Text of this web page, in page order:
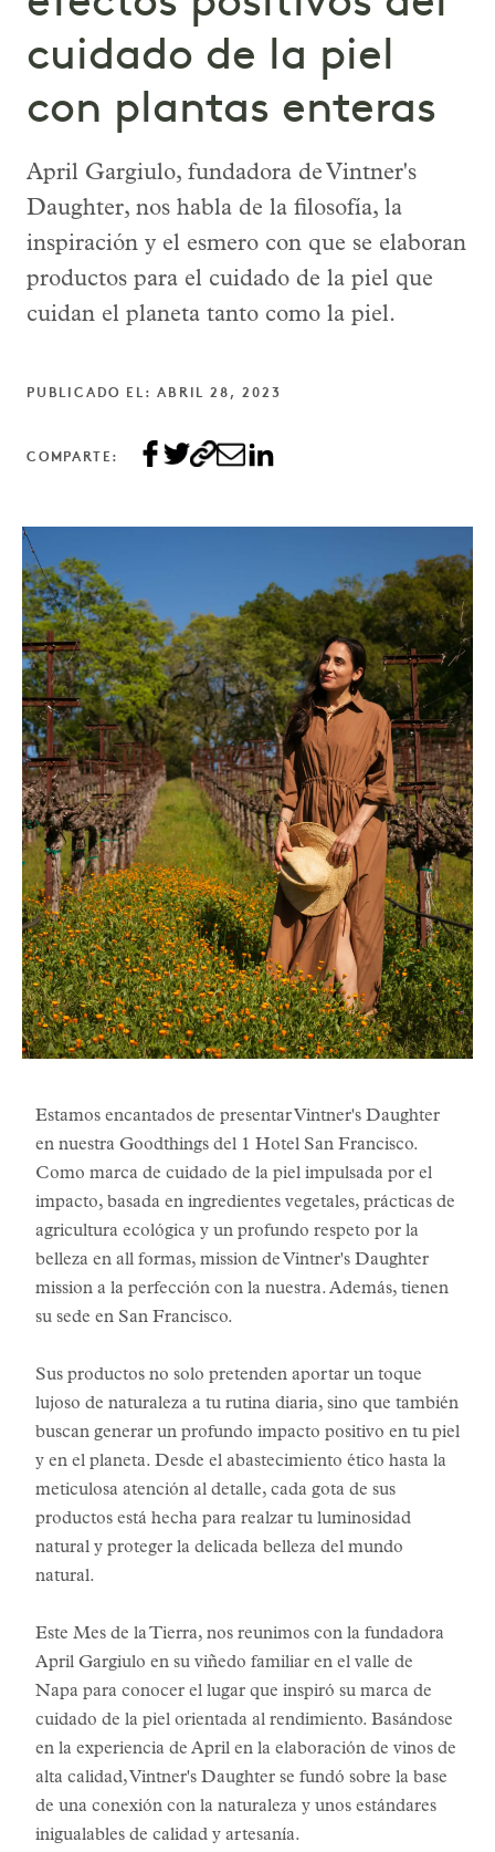
cuidado de la piel
con plantas enteras
April Gargiulo, fundadora de Vintner's
Daughter, nos habla de la filosofía, la
inspiración y el esmero con que se elaboran
productos para el cuidado de la piel que
cuidan el planeta tanto como la piel.
PUBLICADO EL: ABRIL 28, 2023
COMPARTE:
Estamos encantados de presentar Vintner's Daughter
en nuestra Goodthings del 1 Hotel San Francisco.
Como marca de cuidado de la piel impulsada por el
impacto, basada en ingredientes vegetales, prácticas de
agricultura ecológica y un profundo respeto por la
belleza en all formas, mission de Vintner's Daughter
mission a la perfección con la nuestra. Además, tienen
su sede en San Francisco.
Sus productos no solo pretenden aportar un toque
lujoso de naturaleza a tu rutina diaria, sino que también
buscan generar un profundo impacto positivo en tu piel
y en el planeta. Desde el abastecimiento ético hasta la
meticulosa atención al detalle, cada gota de sus
productos está hecha para realzar tu luminosidad
natural y proteger la delicada belleza del mundo
natural.
Este Mes de la Tierra, nos reunimos con la fundadora
April Gargiulo en su viñedo familiar en el valle de
Napa para conocer el lugar que inspiró su marca de
cuidado de la piel orientada al rendimiento. Basándose
en la experiencia de April en la elaboración de vinos de
alta calidad, Vintner's Daughter se fundó sobre la base
de una conexión con la naturaleza y unos estándares
inigualables de calidad y artesanía.